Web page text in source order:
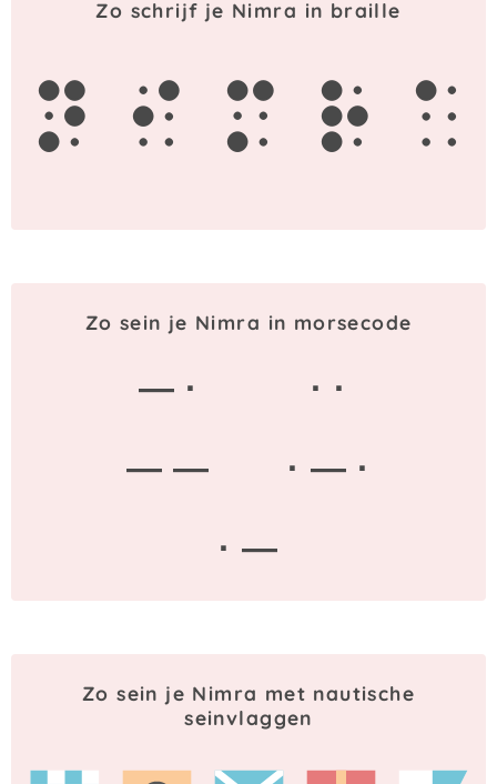
Zo schrijf je Nimra in braille
n i m r a
Zo sein je Nimra in morsecode
— ·
· ·
— —
· — ·
· —
Zo sein je Nimra met nautische
seinvlaggen